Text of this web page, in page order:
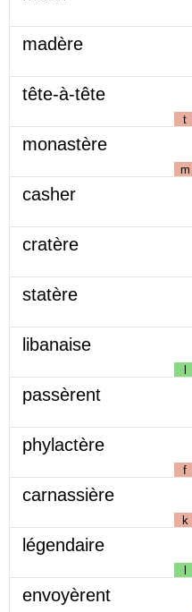
madère
tête-à-tête
t
monastère
m
casher
cratère
statère
libanaise
l
passèrent
phylactère
f
carnassière
k
légendaire
l
envoyèrent